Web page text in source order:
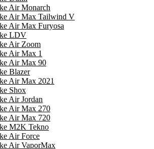
Air Monarch
Air Max Tailwind V
Air Max Furyosa
LDV
Air Zoom
Air Max 1
Air Max 90
Blazer
Air Max 2021
Shox
Air Jordan
Air Max 270
Air Max 720
M2K Tekno
Air Force
Air VaporMax